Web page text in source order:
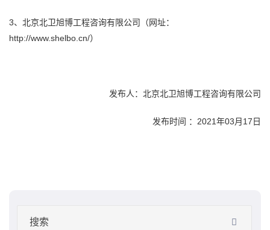
3、北京北卫旭博工程咨询有限公司（网址：
http://www.shelbo.cn/）
发布人：北京北卫旭博工程咨询有限公司
发布时间 ：2021年03月17日